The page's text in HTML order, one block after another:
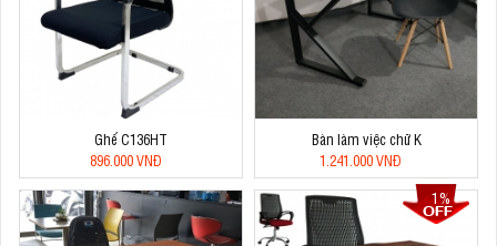
Ghế C136HT
896.000 VNĐ
Bàn làm việc chữ K
1.241.000 VNĐ
1%